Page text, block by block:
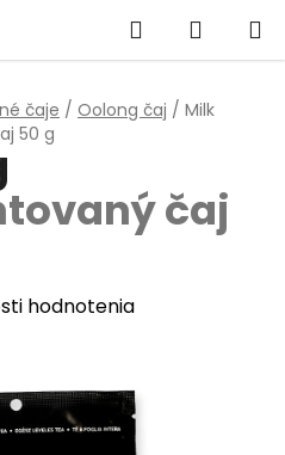
Hľadať
KOŠÍK
čaje / Oolong čaj / Milk
50 g
čaj
hodnotenia